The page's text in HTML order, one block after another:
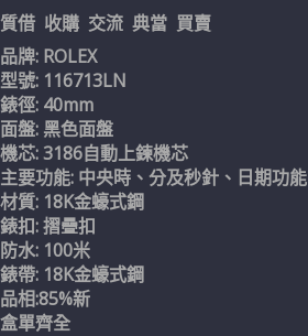
質借 收購 交流 典當 買賣
品牌: ROLEX
型號: 116713LN
錶徑: 40mm
面盤: 黑色面盤
機芯: 3186自動上鍊機芯
主要功能: 中央時、分及秒針、日期功能
材質: 18K金蠔式鋼
錶扣: 摺疊扣
防水: 100米
錶帶: 18K金蠔式鋼
品相:85%新
盒單齊全